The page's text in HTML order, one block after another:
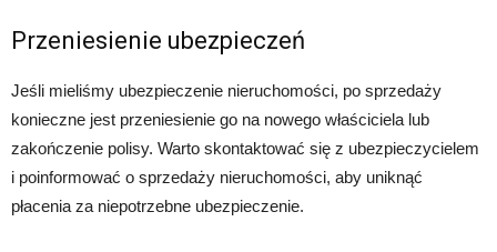
Przeniesienie ubezpieczeń
Jeśli mieliśmy ubezpieczenie nieruchomości, po sprzedaży
konieczne jest przeniesienie go na nowego właściciela lub
zakończenie polisy. Warto skontaktować się z ubezpieczycielem
i poinformować o sprzedaży nieruchomości, aby uniknąć
płacenia za niepotrzebne ubezpieczenie.